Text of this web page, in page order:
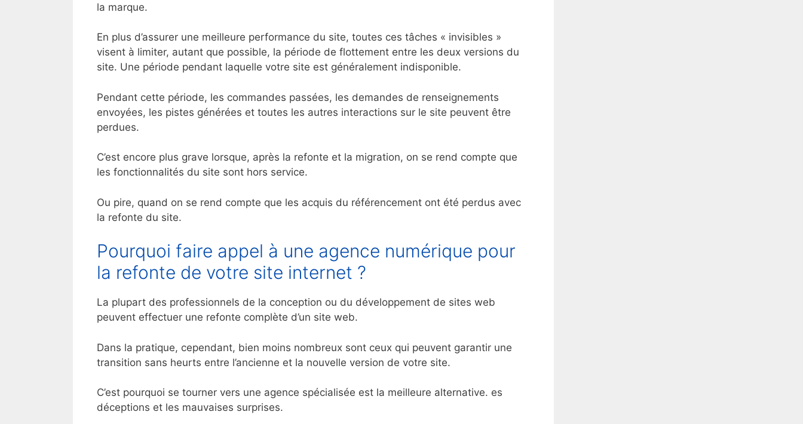
la marque.
En plus d’assurer une meilleure performance du site, toutes ces tâches « invisibles »
visent à limiter, autant que possible, la période de flottement entre les deux versions du
site. Une période pendant laquelle votre site est généralement indisponible.
Pendant cette période, les commandes passées, les demandes de renseignements
envoyées, les pistes générées et toutes les autres interactions sur le site peuvent être
perdues.
C’est encore plus grave lorsque, après la refonte et la migration, on se rend compte que
les fonctionnalités du site sont hors service.
Ou pire, quand on se rend compte que les acquis du référencement ont été perdus avec
la refonte du site.
Pourquoi faire appel à une agence numérique pour
la refonte de votre site internet ?
La plupart des professionnels de la conception ou du développement de sites web
peuvent effectuer une refonte complète d’un site web.
Dans la pratique, cependant, bien moins nombreux sont ceux qui peuvent garantir une
transition sans heurts entre l’ancienne et la nouvelle version de votre site.
C’est pourquoi se tourner vers une agence spécialisée est la meilleure alternative. es
déceptions et les mauvaises surprises.